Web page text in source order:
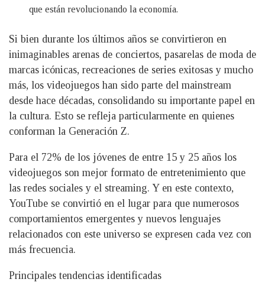
que están revolucionando la economía.
Si bien durante los últimos años se convirtieron en
inimaginables arenas de conciertos, pasarelas de moda de
marcas icónicas, recreaciones de series exitosas y mucho
más, los videojuegos han sido parte del mainstream
desde hace décadas, consolidando su importante papel en
la cultura. Esto se refleja particularmente en quienes
conforman la Generación Z.
Para el 72% de los jóvenes de entre 15 y 25 años los
videojuegos son mejor formato de entretenimiento que
las redes sociales y el streaming. Y en este contexto,
YouTube se convirtió en el lugar para que numerosos
comportamientos emergentes y nuevos lenguajes
relacionados con este universo se expresen cada vez con
más frecuencia.
Principales tendencias identificadas